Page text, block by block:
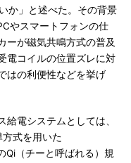
か」と述べた。その背景
やスマートフォンの仕
ーが磁気共鳴方式の普及
電コイルの位置ズレに対
はの利便性などを挙げ
電システムとしては、
式を用いた
（チーと呼ばれる）規